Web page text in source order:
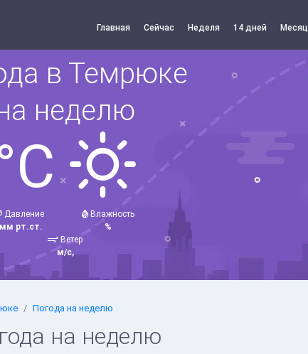
Главная Сейчас Неделя 14 дней Месяц
в Темрюке
неделю
Давление
мм рт.ст.
Влажность
%
Ветер
м/с,
Погода на неделю
на неделю